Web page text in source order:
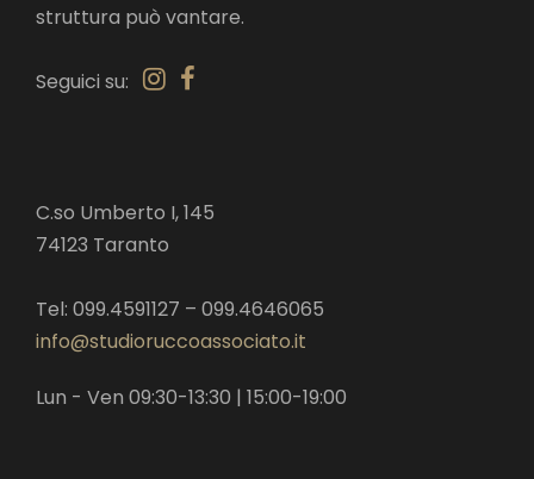
struttura può vantare.
Seguici su:
C.so Umberto I, 145
74123 Taranto
Tel: 099.4591127 – 099.4646065
info@studioruccoassociato.it
Lun - Ven 09:30-13:30 | 15:00-19:00